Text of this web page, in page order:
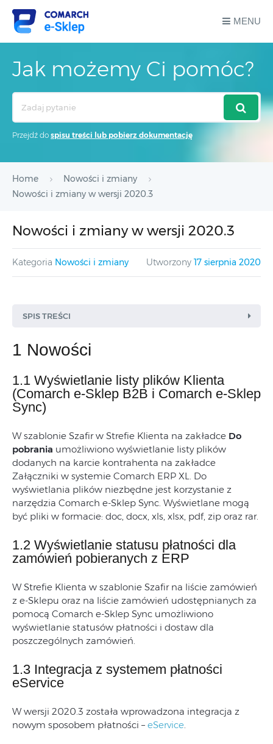
MENU
Jak możemy Ci pomóc?
Przejdź do spisu treści lub pobierz dokumentację
Home
Nowości i zmiany
Nowości i zmiany w wersji 2020.3
Nowości i zmiany w wersji 2020.3
Kategoria Nowości i zmiany Utworzony 17 sierpnia 2020
SPIS TREŚCI
1 Nowości
1.1 Wyświetlanie listy plików Klienta
(Comarch e-Sklep B2B i Comarch e-Sklep
Sync)
W szablonie Szafir w Strefie Klienta na zakładce Do
pobrania umożliwiono wyświetlanie listy plików
dodanych na karcie kontrahenta na zakładce
Załączniki w systemie Comarch ERP XL. Do
wyświetlania plików niezbędne jest korzystanie z
narzędzia Comarch e-Sklep Sync. Wyświetlane mogą
być pliki w formacie: doc, docx, xls, xlsx, pdf, zip oraz rar.
1.2 Wyświetlanie statusu płatności dla
zamówień pobieranych z ERP
W Strefie Klienta w szablonie Szafir na liście zamówień
z e-Sklepu oraz na liście zamówień udostępnianych za
pomocą Comarch e-Sklep Sync umożliwiono
wyświetlanie statusów płatności i dostaw dla
poszczególnych zamówień.
1.3 Integracja z systemem płatności
eService
W wersji 2020.3 została wprowadzona integracja z
nowym sposobem płatności – eService